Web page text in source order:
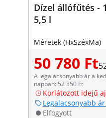
Dízel állófűtés -
5,5 l
Méretek (HxSzéxMa)
50 780 Ft
A legalacsonyabb ár a
napban: 52 350 Ft
Korlátozott idejű
Legalacsonyabb
Elfogyott